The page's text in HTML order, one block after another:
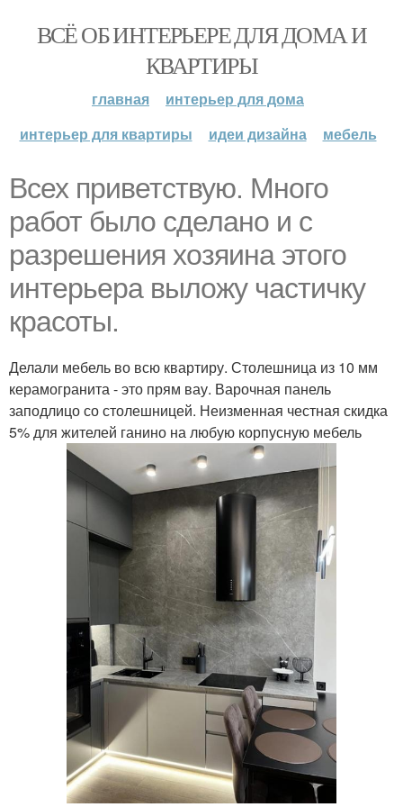
ВСЁ ОБ ИНТЕРЬЕРЕ ДЛЯ ДОМА И
КВАРТИРЫ
главная
интерьер для дома
интерьер для квартиры
идеи дизайна мебель
Всех приветствую. Много
работ было сделано и с
разрешения хозяина этого
интерьера выложу частичку
красоты.
Делали мебель во всю квартиру. Столешница из 10 мм
керамогранита - это прям вау. Варочная панель
заподлицо со столешницей. Неизменная честная скидка
5% для жителей ганино на любую корпусную мебель